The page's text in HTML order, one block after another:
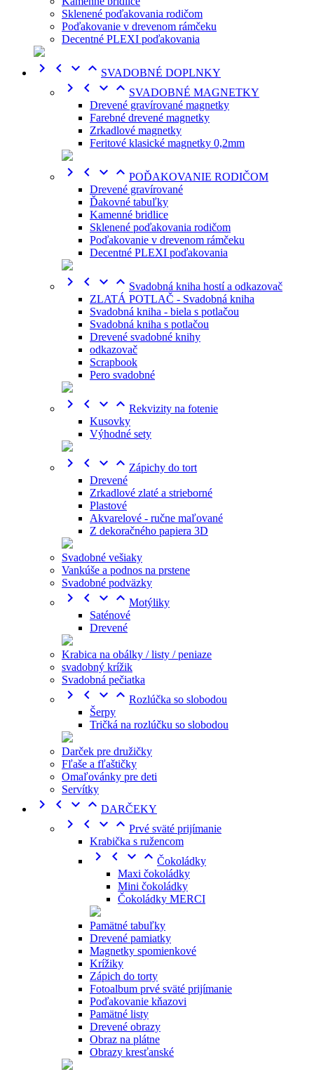
Sklenené poďakovania rodičom
Poďakovanie v drevenom rámčeku
Decentné PLEXI poďakovania
    SVADOBNÉ DOPLNKY
    SVADOBNÉ MAGNETKY
Drevené gravírované magnetky
Farebné drevené magnetky
Zrkadlové magnetky
Feritové klasické magnetky 0,2mm
    POĎAKOVANIE RODIČOM
Drevené gravírované
Ďakovné tabuľky
Kamenné bridlice
Sklenené poďakovania rodičom
Poďakovanie v drevenom rámčeku
Decentné PLEXI poďakovania
    Svadobná kniha hostí a odkazovač
ZLATÁ POTLAČ - Svadobná kniha
Svadobná kniha - biela s potlačou
Svadobná kniha s potlačou
Drevené svadobné knihy
odkazovač
Scrapbook
Pero svadobné
    Rekvizity na fotenie
Kusovky
Výhodné sety
    Zápichy do tort
Drevené
Zrkadlové zlaté a strieborné
Plastové
Akvarelové - ručne maľované
Z dekoračného papiera 3D
Svadobné vešiaky
Vankúše a podnos na prstene
Svadobné podväzky
    Motýliky
Saténové
Drevené
Krabica na obálky / listy / peniaze
svadobný krížik
Svadobná pečiatka
    Rozlúčka so slobodou
Šerpy
Tričká na rozlúčku so slobodou
Darček pre družičky
Fľaše a fľaštičky
Omaľovánky pre deti
Servítky
    DARČEKY
    Prvé sväté prijímanie
Krabička s ružencom
    Čokoládky
Maxi čokoládky
Mini čokoládky
Čokoládky MERCI
Pamätné tabuľky
Drevené pamiatky
Magnetky spomienkové
Krížiky
Zápich do torty
Fotoalbum prvé sväté prijímanie
Poďakovanie kňazovi
Pamätné listy
Drevené obrazy
Obraz na plátne
Obrazy kresťanské